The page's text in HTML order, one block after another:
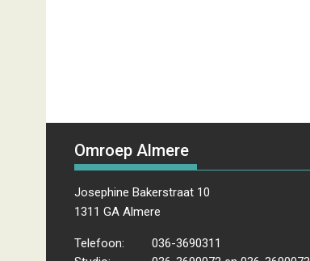
Omroep Almere
Josephine Bakerstraat 10
1311 GA Almere
Telefoon:
036-3690311